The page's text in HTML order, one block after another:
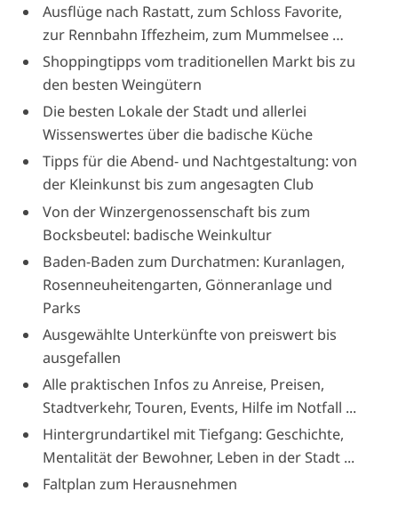
Ausflüge nach Rastatt, zum Schloss Favorite,
zur Rennbahn Iffezheim, zum Mummelsee …
Shoppingtipps vom traditionellen Markt bis zu
den besten Weingütern
Die besten Lokale der Stadt und allerlei
Wissenswertes über die badische Küche
Tipps für die Abend- und Nachtgestaltung: von
der Kleinkunst bis zum angesagten Club
Von der Winzergenossenschaft bis zum
Bocksbeutel: badische Weinkultur
Baden-Baden zum Durchatmen: Kuranlagen,
Rosenneuheitengarten, Gönneranlage und
Parks
Ausgewählte Unterkünfte von preiswert bis
ausgefallen
Alle praktischen Infos zu Anreise, Preisen,
Stadtverkehr, Touren, Events, Hilfe im Notfall ...
Hintergrundartikel mit Tiefgang: Geschichte,
Mentalität der Bewohner, Leben in der Stadt ...
Faltplan zum Herausnehmen